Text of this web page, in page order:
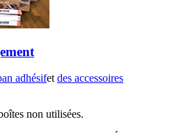
adhésifetdes accessoires
non utilisées.